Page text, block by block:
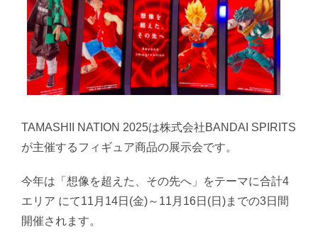
TAMASHII NATION 2025は株式会社BANDAI SPIRITS
が主催するフィギュア商品の展示会です。
今年は「想像を超えた、その先へ」をテーマに合計4
エリア にて11月14日(金)～11月16日(日)までの3日間
開催されます。